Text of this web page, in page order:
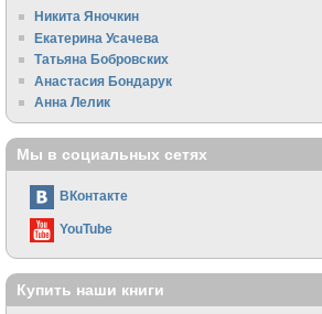
Никита Яночкин
Екатерина Усачева
Татьяна Бобровских
Анастасия Бондарук
Анна Лелик
Мы в социальных сетях
ВКонтакте
YouTube
Купить наши книги